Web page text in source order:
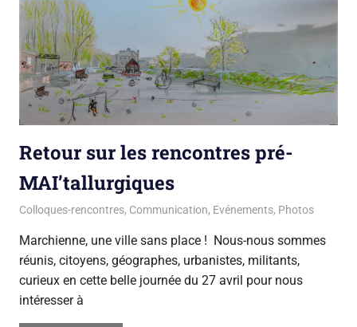
Retour sur les rencontres pré-
MAI’tallurgiques
26 juin 2018
La team du Gsara
Colloques-rencontres, Communication, Evénements, Photos
Marchienne, une ville sans place ! Nous-nous sommes
réunis, citoyens, géographes, urbanistes, militants,
curieux en cette belle journée du 27 avril pour nous
intéresser à